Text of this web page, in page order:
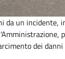
da un incidente,
dei